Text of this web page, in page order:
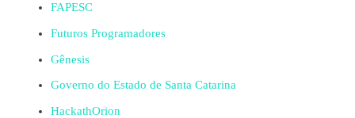
FAPESC
Futuros Programadores
Gênesis
Governo do Estado de Santa Catarina
HackathOrion